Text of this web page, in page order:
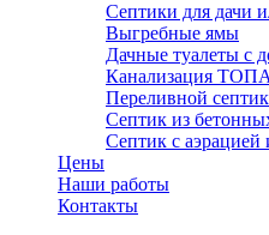
Септики для дачи
Выгребные ямы
Дачные туалеты с
Канализация
Переливной
Септик из
Септик с аэрацией
Цены
Наши работы
Контакты